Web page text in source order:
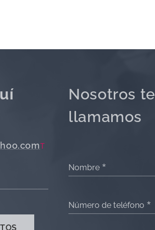
T
Nosotros te
llamamos
Nombre
Número de teléfono